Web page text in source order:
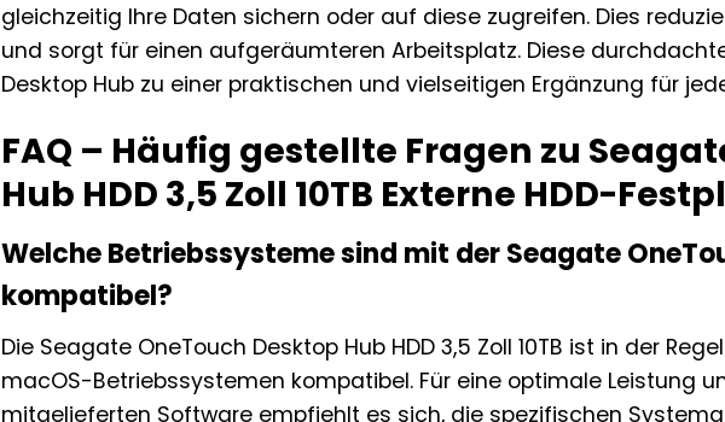
gleichzeitig Ihre Daten sichern oder auf diese zugreifen. Dies
und sorgt für einen aufgeräumteren Arbeitsplatz. Diese
Desktop Hub zu einer praktischen und vielseitigen Ergänzung für
FAQ – Häufig gestellte Fragen zu
Hub HDD 3,5 Zoll 10TB Externe HDD-
Welche Betriebssysteme sind mit der Seagate
kompatibel?
Die Seagate OneTouch Desktop Hub HDD 3,5 Zoll 10TB ist in der
macOS-Betriebssystemen kompatibel. Für eine optimale Leistung
mitgelieferten Software empfiehlt es sich, die spezifischen